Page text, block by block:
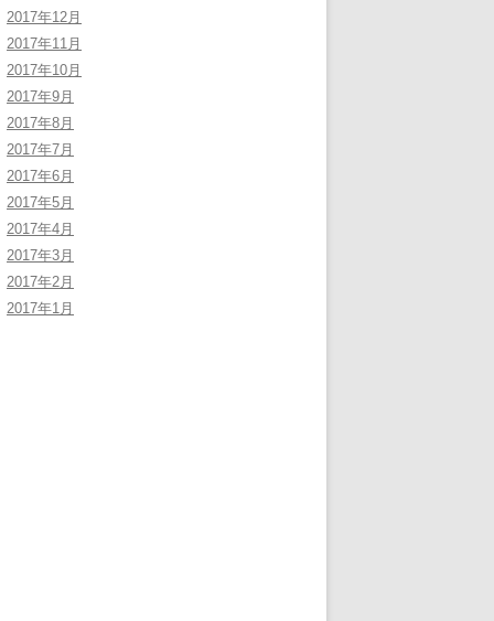
2017年12月
2017年11月
2017年10月
2017年9月
2017年8月
2017年7月
2017年6月
2017年5月
2017年4月
2017年3月
2017年2月
2017年1月